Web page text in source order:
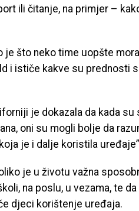
ili čitanje, na primjer –
što neko time uopšte
i ističe kakve su prednosti
je dokazala da kada
oni su mogli bolje da
je i dalje koristila
je u životu važna
na poslu, u vezama, te
djeci korištenje uređaja.